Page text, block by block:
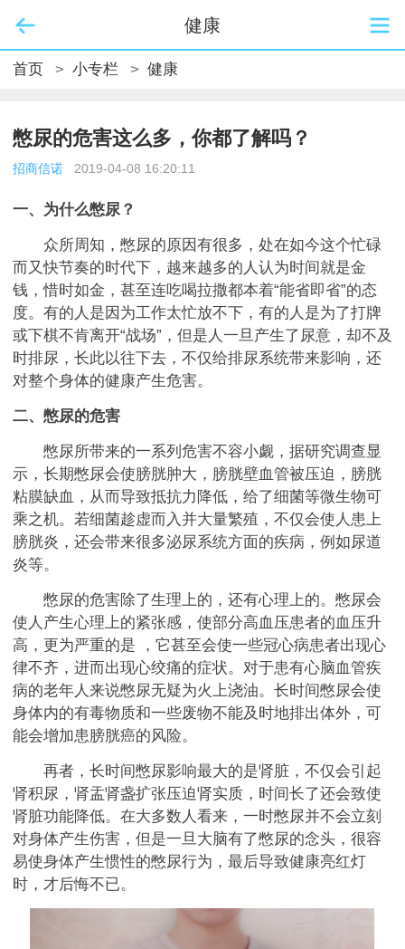
健康
首页 > 小专栏 > 健康
憋尿的危害这么多，你都了解吗？
招商信诺 2019-04-08 16:20:11
一、为什么憋尿？
众所周知，憋尿的原因有很多，处在如今这个忙碌
而又快节奏的时代下，越来越多的人认为时间就是金
钱，惜时如金，甚至连吃喝拉撒都本着“能省即省”的态
度。有的人是因为工作太忙放不下，有的人是为了打牌
或下棋不肯离开“战场”，但是人一旦产生了尿意，却不及
时排尿，长此以往下去，不仅给排尿系统带来影响，还
对整个身体的健康产生危害。
二、憋尿的危害
憋尿所带来的一系列危害不容小觑，据研究调查显
示，长期憋尿会使膀胱肿大，膀胱壁血管被压迫，膀胱
粘膜缺血，从而导致抵抗力降低，给了细菌等微生物可
乘之机。若细菌趁虚而入并大量繁殖，不仅会使人患上
膀胱炎，还会带来很多泌尿系统方面的疾病，例如尿道
炎等。
憋尿的危害除了生理上的，还有心理上的。憋尿会
使人产生心理上的紧张感，使部分高血压患者的血压升
高，更为严重的是 ，它甚至会使一些冠心病患者出现心
律不齐，进而出现心绞痛的症状。对于患有心脑血管疾
病的老年人来说憋尿无疑为火上浇油。长时间憋尿会使
身体内的有毒物质和一些废物不能及时地排出体外，可
能会增加患膀胱癌的风险。
再者，长时间憋尿影响最大的是肾脏，不仅会引起
肾积尿，肾盂肾盏扩张压迫肾实质，时间长了还会致使
肾脏功能降低。在大多数人看来，一时憋尿并不会立刻
对身体产生伤害，但是一旦大脑有了憋尿的念头，很容
易使身体产生惯性的憋尿行为，最后导致健康亮红灯
时，才后悔不已。